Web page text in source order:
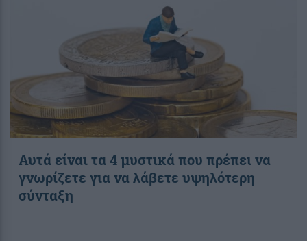
Αυτά είναι τα 4 μυστικά που πρέπει να
γνωρίζετε για να λάβετε υψηλότερη
σύνταξη